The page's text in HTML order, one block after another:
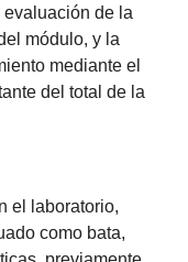
de la
módulo, y la
mediante el
del total de la
el laboratorio,
como bata,